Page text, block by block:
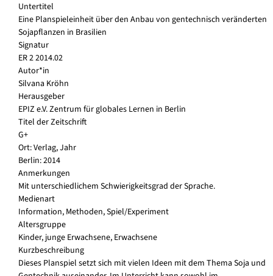
Untertitel
Eine Planspieleinheit über den Anbau von gentechnisch veränderten
Sojapflanzen in Brasilien
Signatur
ER 2 2014.02
Autor*in
Silvana Kröhn
Herausgeber
EPIZ e.V. Zentrum für globales Lernen in Berlin
Titel der Zeitschrift
G+
Ort: Verlag, Jahr
Berlin: 2014
Anmerkungen
Mit unterschiedlichem Schwierigkeitsgrad der Sprache.
Medienart
Information, Methoden, Spiel/Experiment
Altersgruppe
Kinder, junge Erwachsene, Erwachsene
Kurzbeschreibung
Dieses Planspiel setzt sich mit vielen Ideen mit dem Thema Soja und